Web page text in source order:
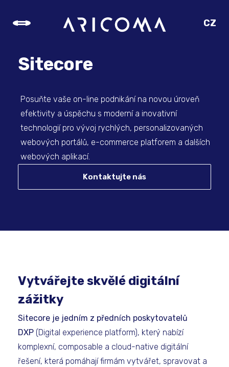
CZ
Sitecore
Posuňte vaše on-line podnikání na novou úroveň
efektivity a úspěchu s moderní a inovativní
technologií pro vývoj rychlých, personalizovaných
webových portálů, e-commerce platforem a dalších
webových aplikací.
Kontaktujte nás
Vytvářejte skvělé digitální
zážitky
Sitecore je jedním z předních poskytovatelů
DXP (Digital experience platform), který nabízí
komplexní, composable a cloud-native digitální
řešení, která pomáhají firmám vytvářet, spravovat a